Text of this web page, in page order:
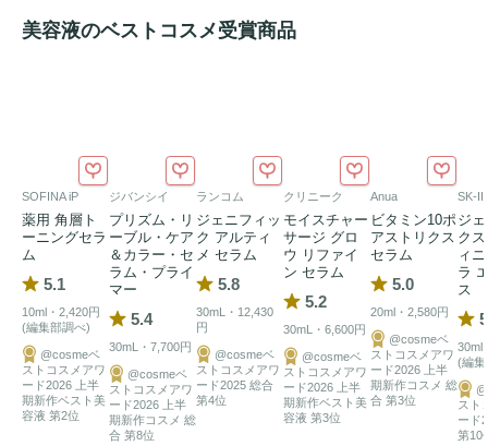
的な肌悩みに多角的にアプローチします。
製造し、最短当日〜3日以内に出荷しています。
さらに、高浸透*1生・ビタミンCの魅力を引き出すために選
び抜かれた下記の美容成分を、皮膚科学に基づいた比率で濃
縮配合しました。
・フラーレン
・ナールスゲン
・ビタミンC誘導体GO-VC
・ビタミンE誘導体（TPNa）
これにより多角的なケアを実現。そして、高浸透*1生・ビタ
ミンCを角質層のすみずみまで届けることにこだわり、あえ
てサラリとしたテクスチャーに仕上げました。
美容液のベストコスメ受賞商品
SOFINA iP
薬用 角層ト
ーニングセラ
ム
5.1
10ml・2,420円
(編集部調べ)
@cosmeベ
ストコスメアワ
ード2026 上半
期新作ベスト美
容液 第2位
ジバンシイ
プリズム・リ
ーブル・ケア
＆カラー・セ
ラム・プライ
マー
5.4
30mL・7,700円
@cosmeベ
ストコスメアワ
ード2026 上半
期新作コスメ 総
合 第8位
ランコム
ジェニフィッ
ク アルティ
メ セラム
5.8
30mL・12,430
円
@cosmeベ
ストコスメアワ
ード2025 総合
第4位
クリニーク
モイスチャー
サージ グロ
ウ リファイ
ン セラム
5.2
30mL・6,600円
@cosmeベ
ストコスメアワ
ード2026 上半
期新作ベスト美
容液 第3位
Anua
ビタミン10ポ
アストリクス
セラム
5.0
20ml・2,580円
@cosmeベ
ストコスメアワ
ード2026 上半
期新作コスメ 総
合 第3位
SK-II
ジ
ク
ィ
ラ
ス
30ml
(編集
スト
ード
第10